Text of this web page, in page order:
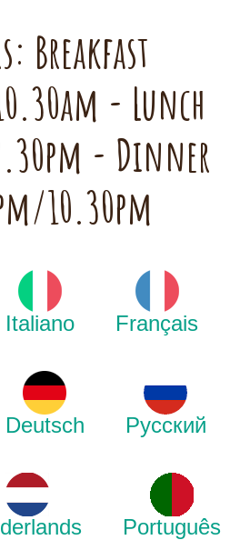
Breakfast
- Lunch
- Dinner
10.30pm
Italiano Français
Deutsch Русский
Português